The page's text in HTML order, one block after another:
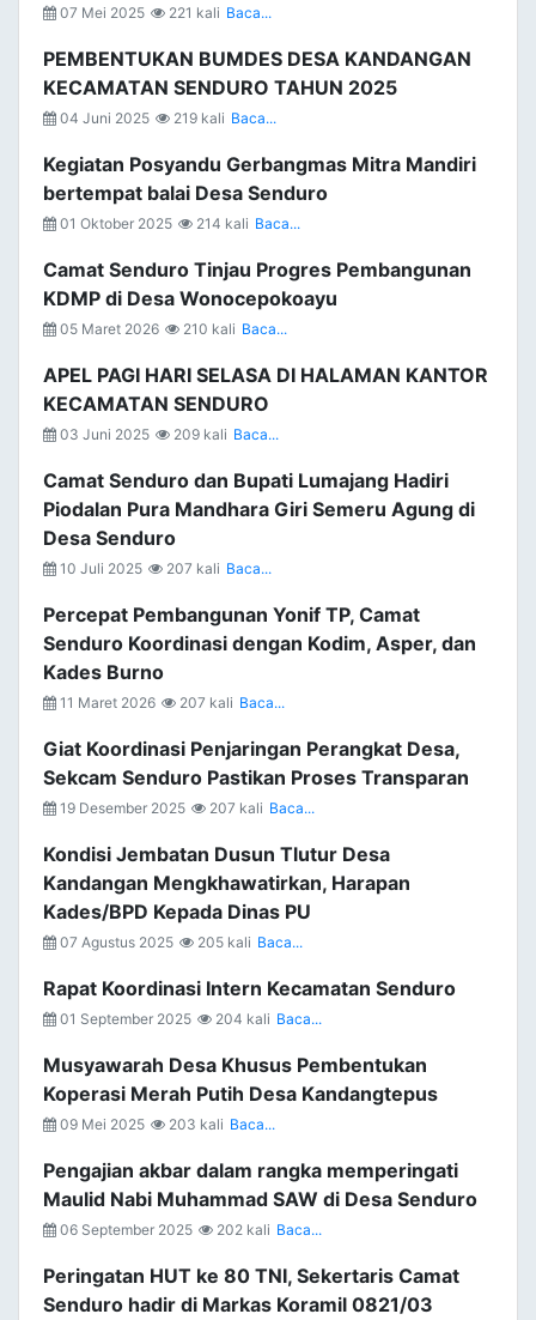
07 Mei 2025 221 kali Baca...
PEMBENTUKAN BUMDES DESA KANDANGAN
KECAMATAN SENDURO TAHUN 2025
04 Juni 2025 219 kali Baca...
Kegiatan Posyandu Gerbangmas Mitra Mandiri
bertempat balai Desa Senduro
01 Oktober 2025 214 kali Baca...
Camat Senduro Tinjau Progres Pembangunan
KDMP di Desa Wonocepokoayu
05 Maret 2026 210 kali Baca...
APEL PAGI HARI SELASA DI HALAMAN KANTOR
KECAMATAN SENDURO
03 Juni 2025 209 kali Baca...
Camat Senduro dan Bupati Lumajang Hadiri
Piodalan Pura Mandhara Giri Semeru Agung di
Desa Senduro
10 Juli 2025 207 kali Baca...
Percepat Pembangunan Yonif TP, Camat
Senduro Koordinasi dengan Kodim, Asper, dan
Kades Burno
11 Maret 2026 207 kali Baca...
Giat Koordinasi Penjaringan Perangkat Desa,
Sekcam Senduro Pastikan Proses Transparan
19 Desember 2025 207 kali Baca...
Kondisi Jembatan Dusun Tlutur Desa
Kandangan Mengkhawatirkan, Harapan
Kades/BPD Kepada Dinas PU
07 Agustus 2025 205 kali Baca...
Rapat Koordinasi Intern Kecamatan Senduro
01 September 2025 204 kali Baca...
Musyawarah Desa Khusus Pembentukan
Koperasi Merah Putih Desa Kandangtepus
09 Mei 2025 203 kali Baca...
Pengajian akbar dalam rangka memperingati
Maulid Nabi Muhammad SAW di Desa Senduro
06 September 2025 202 kali Baca...
Peringatan HUT ke 80 TNI, Sekertaris Camat
Senduro hadir di Markas Koramil 0821/03